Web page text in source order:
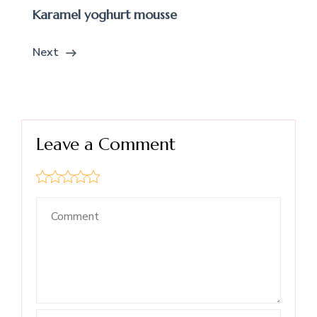
Karamel yoghurt mousse
Next
Leave a Comment